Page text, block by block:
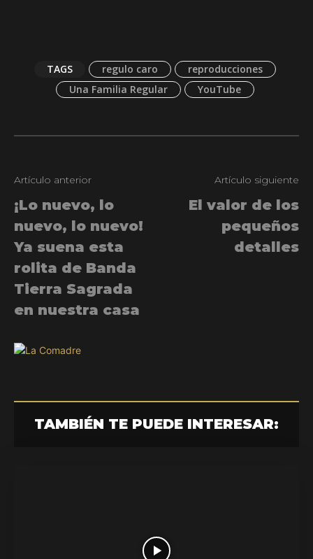
TAGS regulo caro
reproducciones
Una Familia Regular
YouTube
Artículo anterior
¡Lo nuevo, lo
nuevo, lo nuevo!
Ya suena esta
rolita de Banda
Tierra Sagrada
en nuestra casa
Artículo siguiente
El valor de los
pequeños
detalles
TAMBIÉN TE PUEDE INTERESAR: